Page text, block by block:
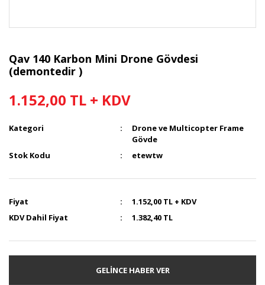
Qav 140 Karbon Mini Drone Gövdesi
(demontedir )
1.152,00 TL + KDV
Kategori
Drone ve Multicopter Frame
Gövde
Stok Kodu
etewtw
Fiyat
1.152,00 TL + KDV
KDV Dahil Fiyat
1.382,40 TL
GELİNCE HABER VER